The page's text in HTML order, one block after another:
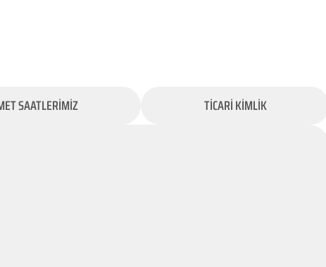
SAATLERİMİZ TİCARİ KİMLİK